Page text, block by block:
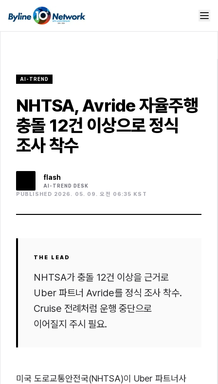
AI-TREND
NHTSA, Avride 자율주행
충돌 12건 이상으로 정식
조사 착수
flash
AI-TREND DESK
PUBLISHED 2026. 05. 09. 오전 06:35 KST
THE LEAD
NHTSA가 충돌 12건 이상을 근거로
Uber 파트너 Avride를 정식 조사 착수.
Cruise 전례처럼 운행 중단으로
이어질지 주시 필요.
미국 도로교통안전국(NHTSA)이 Uber 파트너사